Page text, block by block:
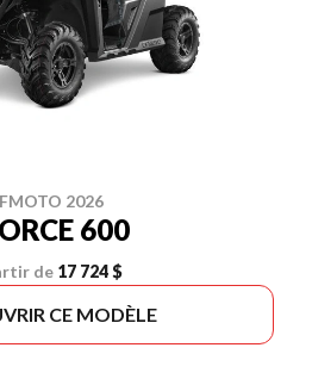
2026
600
de 17 724 $
CE MODÈLE